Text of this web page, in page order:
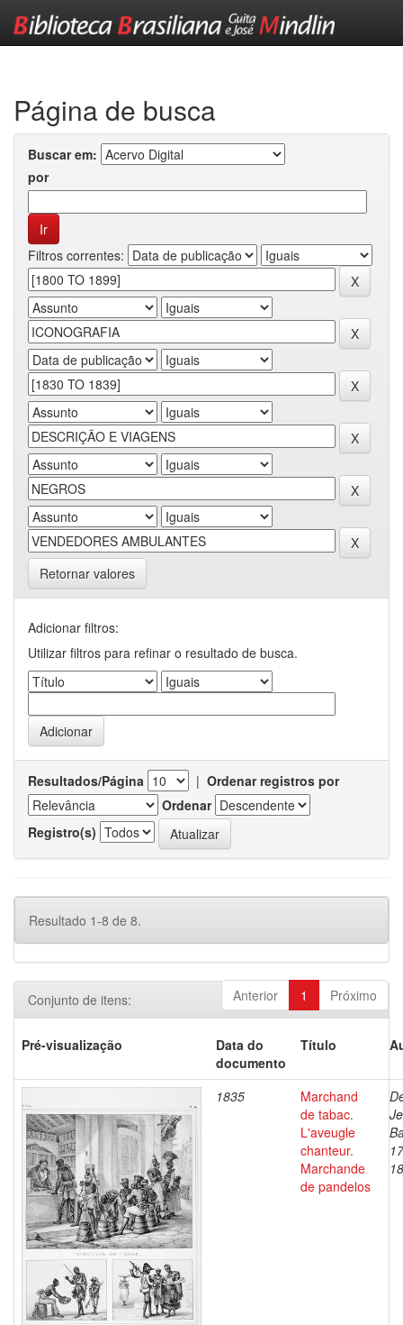
Página de busca
Buscar em:
por
Filtros correntes:
Retornar valores
Adicionar filtros:
Utilizar filtros para refinar o resultado de busca.
Resultados/Página | Ordenar registros por
Ordenar
Registro(s)
Resultado 1-8 de 8.
Anterior 1 Próximo
Conjunto de itens:
Pré-visualização
Data do
documento
Título
1835
Marchand
de tabac.
L'aveugle
chanteur.
Marchande
de pandelos